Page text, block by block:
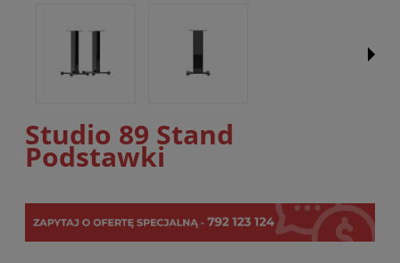
Studio 89 Stand
Podstawki